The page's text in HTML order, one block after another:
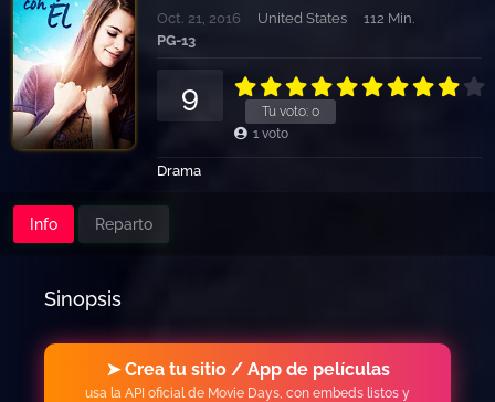
Oct. 21, 2016 United States
112 Min.
PG-13
Tu voto: 0
9
1 voto
Drama
Info Reparto
Sinopsis
➤ Crea tu sitio / App de películas
usa la API oficial de Movie Days, con embeds listos y